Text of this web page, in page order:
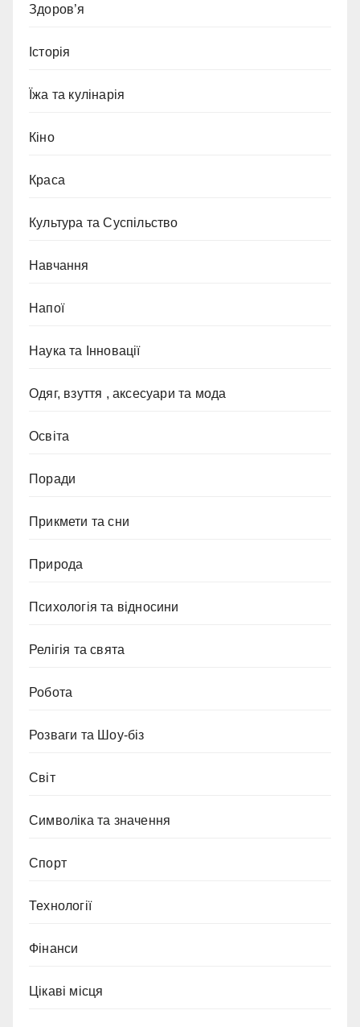
Здоров’я
Історія
Їжа та кулінарія
Кіно
Краса
Культура та Суспільство
Навчання
Напої
Наука та Інновації
Одяг, взуття , аксесуари та мода
Освіта
Поради
Прикмети та сни
Природа
Психологія та відносини
Релігія та свята
Робота
Розваги та Шоу-біз
Світ
Символіка та значення
Спорт
Технології
Фінанси
Цікаві місця